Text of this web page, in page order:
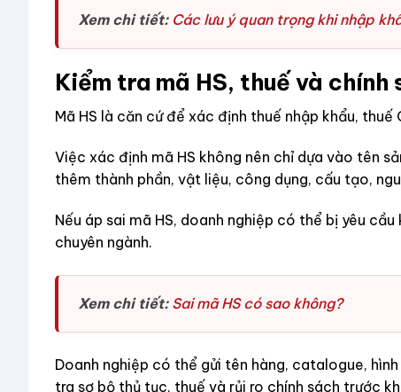
Xem chi tiết: Các lưu ý quan trọng khi nhập
Kiểm tra mã HS, thuế và chính
Mã HS là căn cứ để xác định thuế nhập khẩu,
Việc xác định mã HS không nên chỉ dựa vào tên
thêm thành phần, vật liệu, công dụng, cấu tạo,
Nếu áp sai mã HS, doanh nghiệp có thể bị yêu
chuyên ngành.
Xem chi tiết: Sai mã HS có sao không?
Doanh nghiệp có thể gửi tên hàng, catalogue,
tra sơ bộ thủ tục, thuế và rủi ro chính sách trước